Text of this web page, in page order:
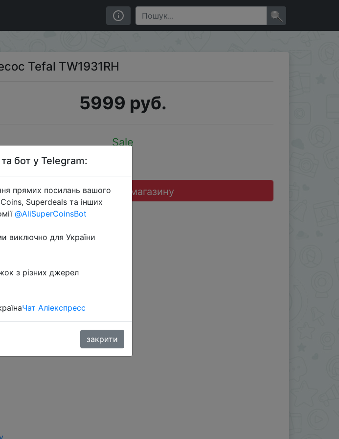
Tefal TW1931RH
5999 руб.
Sale
Перейти до магазину
бот у Telegram:
прямих посилань вашого
Superdeals та інших
@AliSuperCoinsBot
виключно для України
з різних джерел
Чат Аліекспресс
закрити